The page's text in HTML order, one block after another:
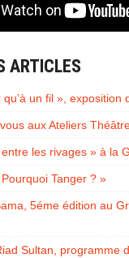
ARTICLES
un fil », exposition
aux Ateliers
les rivages » à la
Tanger ? »
5éme édition au
Sultan, programme